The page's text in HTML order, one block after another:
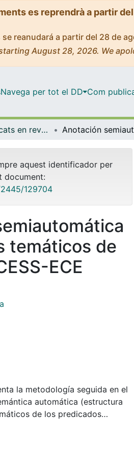
es reprendrà a partir
reanudará a partir del 28 de
August 28, 2026. We
Navega per tot el DD Com
Articles publicats en revistes (Filologia Catalana i Lingüística General)
aquest identificador per
document:
129704
temáticos de
ECE
la metodología seguida en el
automática (estructura
de los predicados
ECE-CAT/ESP, así como la
con información sobre las